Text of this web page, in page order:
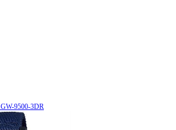
ساعة معصم کاسیو الطراز GW-9500-3DR